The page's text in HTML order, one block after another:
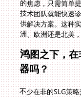
洲、欧洲还是北美
鸿图之下，
器吗？
不少在非的SLG策
究实时对战、军团
答案是肯定的！但
持。物理距离带来
——你调兵遣将的指
致整个军团溃败。
服务器，尤其是
100M+带宽的游
度，有效降低延迟